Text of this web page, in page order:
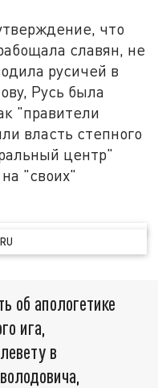
что
славян, не
русичей в
Русь была
"правители
власть степного
центр"
"своих"
об апологетике
ига,
в